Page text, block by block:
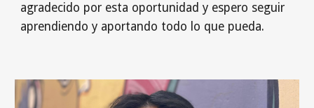
agradecido por esta oportunidad y espero seguir
aprendiendo y aportando todo lo que pueda.